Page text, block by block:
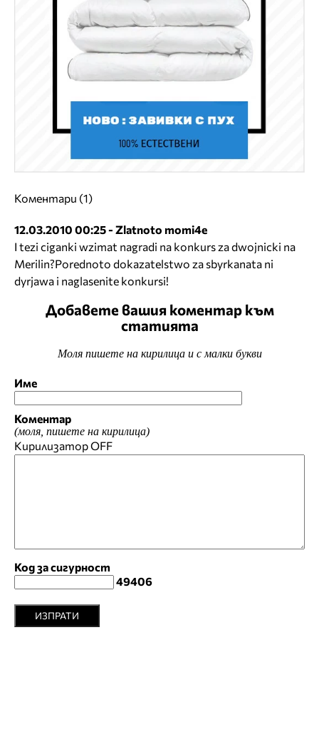
Коментари (1)
12.03.2010 00:25 - Zlatnoto momi4e
I tezi ciganki wzimat nagradi na konkurs za dwojnicki na
Merilin?Porednoto dokazatelstwo za sbyrkanata ni
dyrjawa i naglasenite konkursi!
Добавете вашия коментар към
статията
Моля пишете на кирилица и с малки букви
Име
Коментар
(моля, пишете на кирилица)
КирилизаторOFF
Код за сигурност
49406
ИЗПРАТИ